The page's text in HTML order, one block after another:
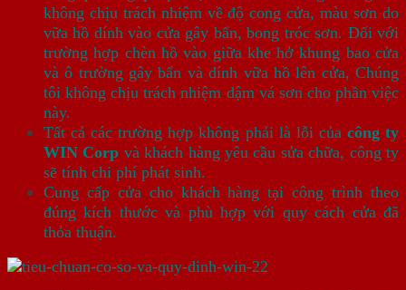
không chịu trách nhiệm về độ cong cửa, màu sơn do
vữa hồ dính vào cửa gây bẩn, bong tróc sơn. Đối với
trường hợp chèn hồ vào giữa khe hở khung bao cửa
và ô trường gây bẩn và dính vữa hồ lên cửa, Chúng
tôi không chịu trách nhiệm dậm vá sơn cho phần việc
này.
Tất cả các trường hợp không phải là lỗi của công ty
WIN Corp và khách hàng yêu cầu sửa chữa, công ty
sẽ tính chi phí phát sinh.
Cung cấp cửa cho khách hàng tại công trình theo
đúng kích thước và phù hợp với quy cách cửa đã
thỏa thuận.